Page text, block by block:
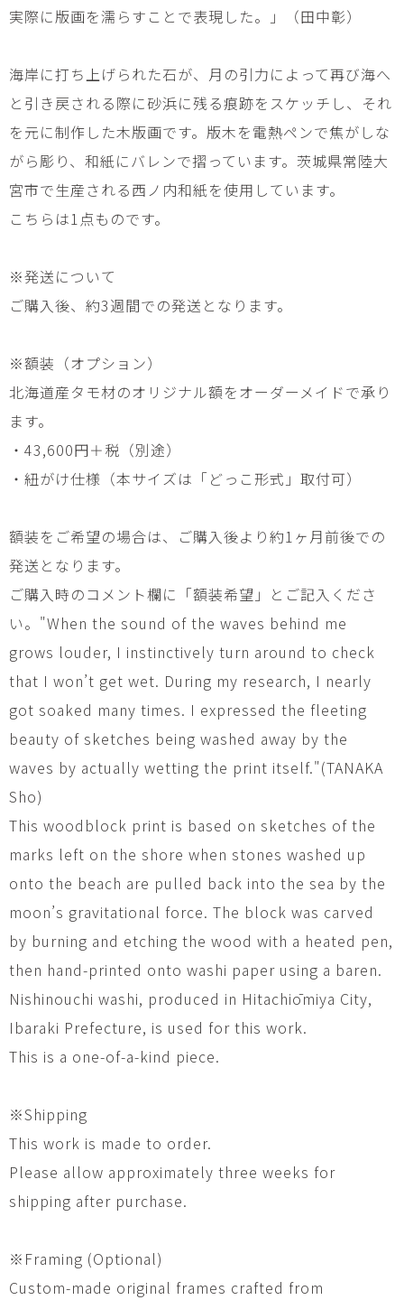
実際に版画を濡らすことで表現した。」（田中彰）
海岸に打ち上げられた石が、月の引力によって再び海へ
と引き戻される際に砂浜に残る痕跡をスケッチし、それ
を元に制作した木版画です。版木を電熱ペンで焦がしな
がら彫り、和紙にバレンで摺っています。茨城県常陸大
宮市で生産される西ノ内和紙を使用しています。
こちらは1点ものです。
※発送について
ご購入後、約3週間での発送となります。
※額装（オプション）
北海道産タモ材のオリジナル額をオーダーメイドで承り
ます。
・43,600円＋税（別途）
・紐がけ仕様（本サイズは「どっこ形式」取付可）
額装をご希望の場合は、ご購入後より約1ヶ月前後での
発送となります。
ご購入時のコメント欄に「額装希望」とご記入くださ
い。"When the sound of the waves behind me
grows louder, I instinctively turn around to check
that I won’t get wet. During my research, I nearly
got soaked many times. I expressed the fleeting
beauty of sketches being washed away by the
waves by actually wetting the print itself."(TANAKA
Sho)
This woodblock print is based on sketches of the
marks left on the shore when stones washed up
onto the beach are pulled back into the sea by the
moon’s gravitational force. The block was carved
by burning and etching the wood with a heated pen,
then hand-printed onto washi paper using a baren.
Nishinouchi washi, produced in Hitachiōmiya City,
Ibaraki Prefecture, is used for this work.
This is a one-of-a-kind piece.
※Shipping
This work is made to order.
Please allow approximately three weeks for
shipping after purchase.
※Framing (Optional)
Custom-made original frames crafted from